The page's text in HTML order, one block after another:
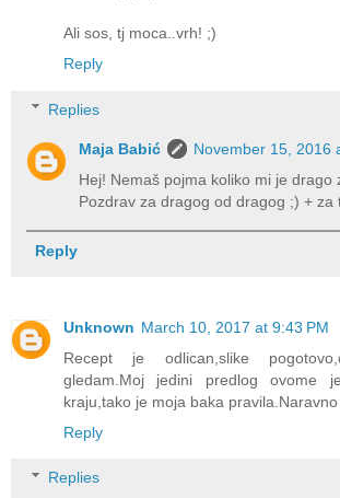
Ali sos, tj moca..vrh! ;)
Reply
Replies
Maja Babić
November 15, 2016
Hej! Nemaš pojma koliko mi je drago
Pozdrav za dragog od dragog ;) + za
Reply
Unknown March 10, 2017 at 9:43 PM
Recept je odlican,slike
gledam.Moj jedini predlog ovome
kraju,tako je moja baka pravila.Naravno
Reply
Replies